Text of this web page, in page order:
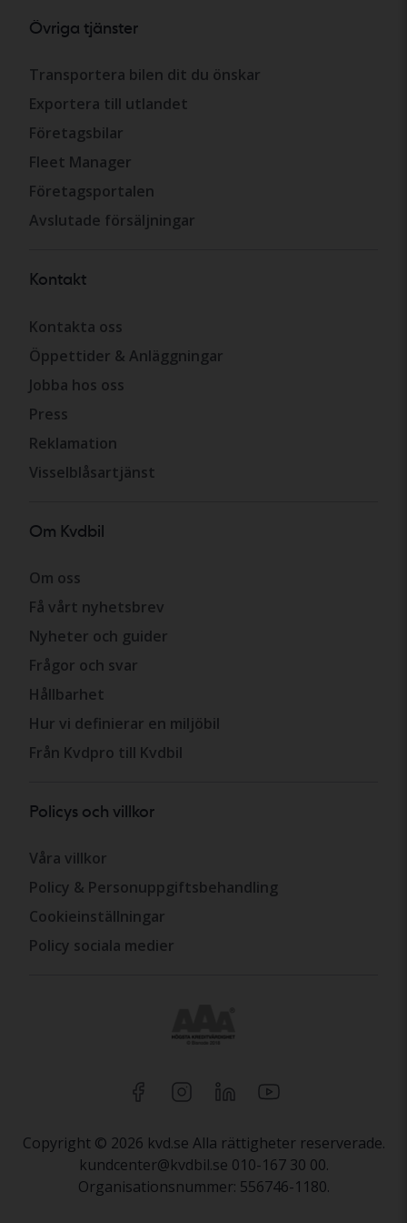
Övriga tjänster
Transportera bilen dit du önskar
Exportera till utlandet
Företagsbilar
Fleet Manager
Företagsportalen
Avslutade försäljningar
Kontakt
Kontakta oss
Öppettider & Anläggningar
Jobba hos oss
Press
Reklamation
Visselblåsartjänst
Om Kvdbil
Om oss
Få vårt nyhetsbrev
Nyheter och guider
Frågor och svar
Hållbarhet
Hur vi definierar en miljöbil
Från Kvdpro till Kvdbil
Policys och villkor
Våra villkor
Policy & Personuppgiftsbehandling
Cookieinställningar
Policy sociala medier
Copyright © 2026 kvd.se Alla rättigheter reserverade.
kundcenter@kvdbil.se 010-167 30 00.
Organisationsnummer: 556746-1180.